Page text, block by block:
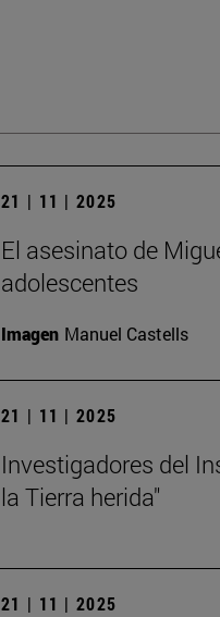
21 | 11 | 2025
El asesinato de
adolescentes
Imagen Manuel Castells
21 | 11 | 2025
Investigadores del
la Tierra herida"
21 | 11 | 2025